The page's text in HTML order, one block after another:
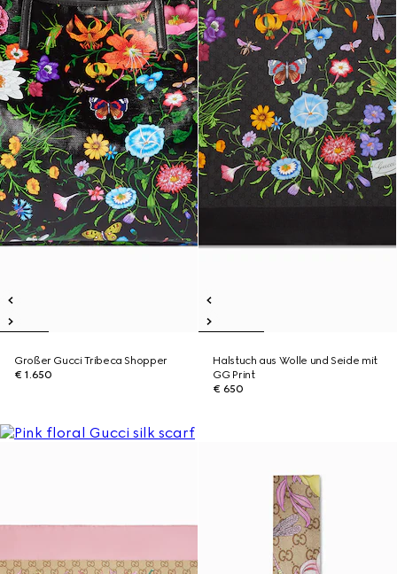
Großer Gucci Tribeca Shopper
€ 1.650
Halstuch aus Wolle und Seide mit
GG Print
€ 650